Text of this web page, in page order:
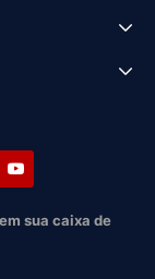
sua caixa de